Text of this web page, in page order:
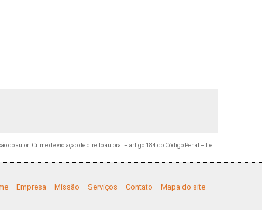
do autor. Crime de violação de direito autoral – artigo 184 do Código Penal – Lei
Empresa Missão Serviços Contato Mapa do site